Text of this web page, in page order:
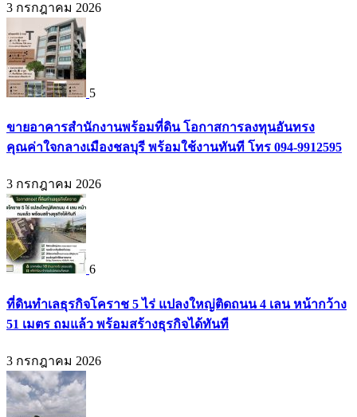
3 กรกฎาคม 2026
5
ขายอาคารสำนักงานพร้อมที่ดิน โอกาสการลงทุนอันทรง
คุณค่าใจกลางเมืองชลบุรี พร้อมใช้งานทันที โทร 094-9912595
3 กรกฎาคม 2026
6
ที่ดินทำเลธุรกิจโคราช 5 ไร่ แปลงใหญ่ติดถนน 4 เลน หน้ากว้าง
51 เมตร ถมแล้ว พร้อมสร้างธุรกิจได้ทันที
3 กรกฎาคม 2026